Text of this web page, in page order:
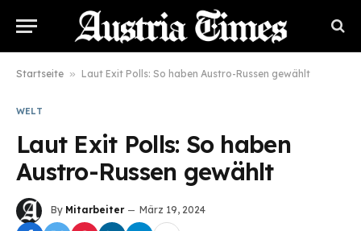
Startseite » Laut Exit Polls: So haben Austro-Russen gewählt
WELT
Laut Exit Polls: So haben
Austro-Russen gewählt
By Mitarbeiter März 19, 2024